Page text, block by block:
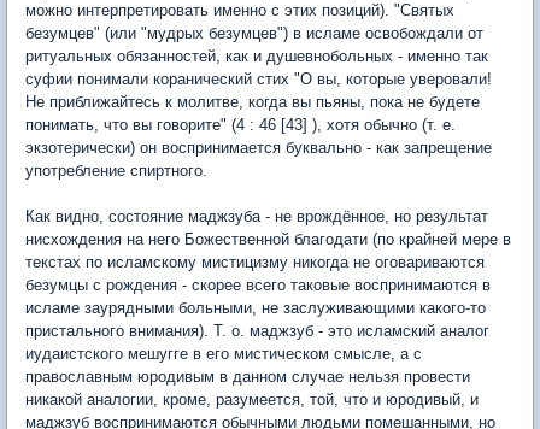
можно интерпретировать именно с этих позиций). "Святых
безумцев" (или "мудрых безумцев") в исламе освобождали от
ритуальных обязанностей, как и душевнобольных - именно так
суфии понимали коранический стих "О вы, которые уверовали!
Не приближайтесь к молитве, когда вы пьяны, пока не будете
понимать, что вы говорите" (4 : 46 [43] ), хотя обычно (т. е.
экзотерически) он воспринимается буквально - как запрещение
употребление спиртного.
Как видно, состояние маджзуба - не врождённое, но результат
нисхождения на него Божественной благодати (по крайней мере в
текстах по исламскому мистицизму никогда не оговариваются
безумцы с рождения - скорее всего таковые воспринимаются в
исламе заурядными больными, не заслуживающими какого-то
пристального внимания). Т. о. маджзуб - это исламский аналог
иудаистского мешугге в его мистическом смысле, а с
православным юродивым в данном случае нельзя провести
никакой аналогии, кроме, разумеется, той, что и юродивый, и
маджзуб воспринимаются обычными людьми помешанными, но